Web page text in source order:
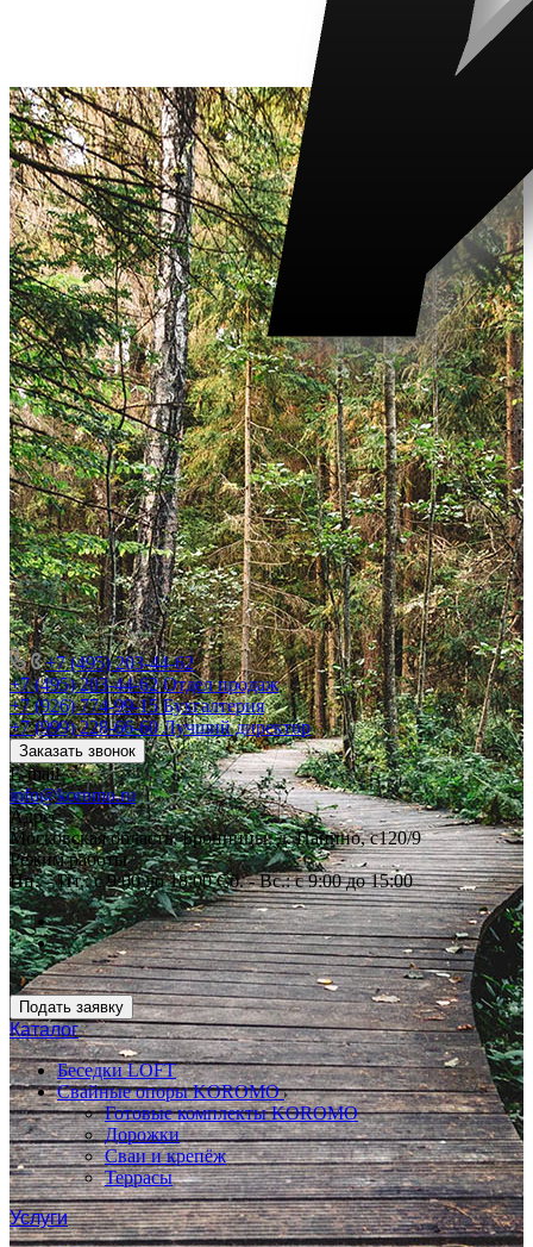
+7 (495) 203-44-62
+7 (495) 203-44-62Отдел продаж
+7 (926) 774-99-15Бухгалтерия
+7 (999) 228-66-60Лучший директор
Заказать звонок
E-mail
info@koromo.ru
Адрес
Московская область, Бронницы, д. Панино, с120/9
Режим работы
Пн. – Пт.: с 9:00 до 18:00 Сб. - Вс.: с 9:00 до 15:00
Подать заявку
Каталог
Беседки LOFT
Свайные опоры KOROMO
Готовые комплекты KOROMO
Дорожки
Сваи и крепёж
Террасы
Услуги